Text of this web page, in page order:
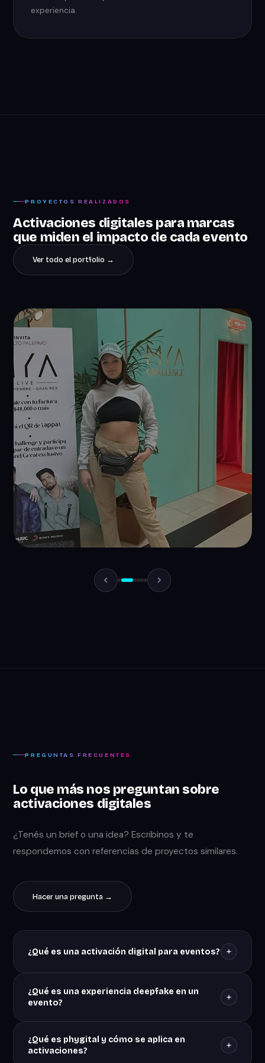
experiencia.
PROYECTOS REALIZADOS
Activaciones digitales para marcas
que miden el impacto de cada evento
Ver todo el portfolio →
Experiencia Alto Palermo
Activación digital · Retail · Stand interactivo
PREGUNTAS FRECUENTES
Lo que más nos preguntan sobre
activaciones digitales
¿Tenés un brief o una idea? Escribinos y te
respondemos con referencias de proyectos similares.
Hacer una pregunta →
¿Qué es una activación digital para eventos?
digital (pantallas, sensores, cámaras, IA) para crear
una experiencia memorable con la marca en el
juego hasta una instalación deepfake donde el
participante protagoniza un video. El objetivo es
¿Qué es una experiencia deepfake en un
evento?
insertar el rostro del participante en un video
predefinido en tiempo real. El resultado es un video
¿Qué es phygital y cómo se aplica en
activaciones?